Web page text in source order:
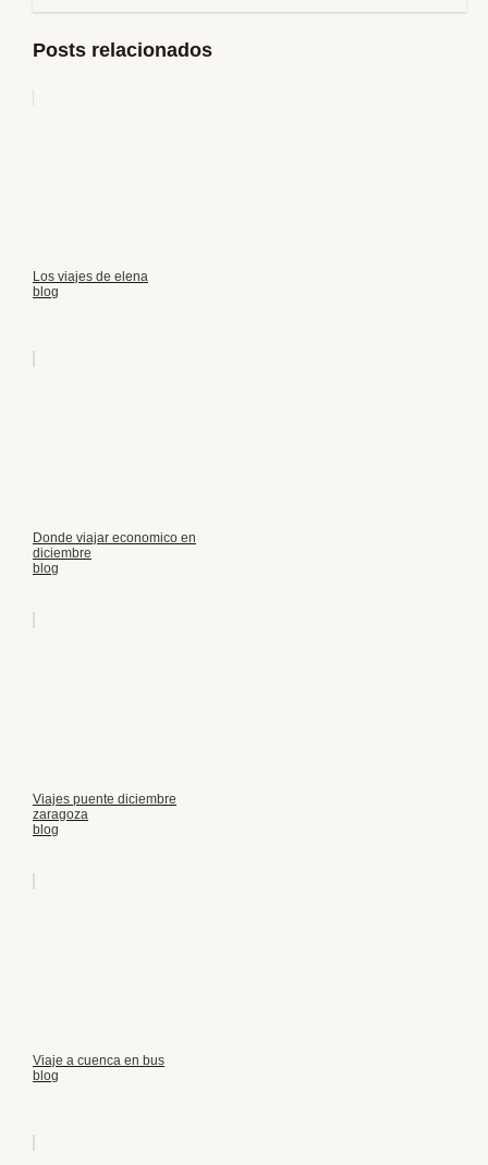
Posts relacionados
Los viajes de elena
blog
Donde viajar economico en
diciembre
blog
Viajes puente diciembre
zaragoza
blog
Viaje a cuenca en bus
blog